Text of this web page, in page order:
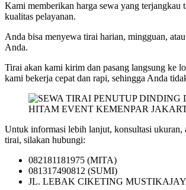
Kami memberikan harga sewa yang terjangkau
kualitas pelayanan.
Anda bisa menyewa tirai harian, mingguan, atau
Anda.
Tirai akan kami kirim dan pasang langsung ke
kami bekerja cepat dan rapi, sehingga Anda
Untuk informasi lebih lanjut, konsultasi ukuran,
tirai, silakan hubungi:
082181181975 (MITA)
081317490812 (SUMI)
JL. LEBAK CIKETING